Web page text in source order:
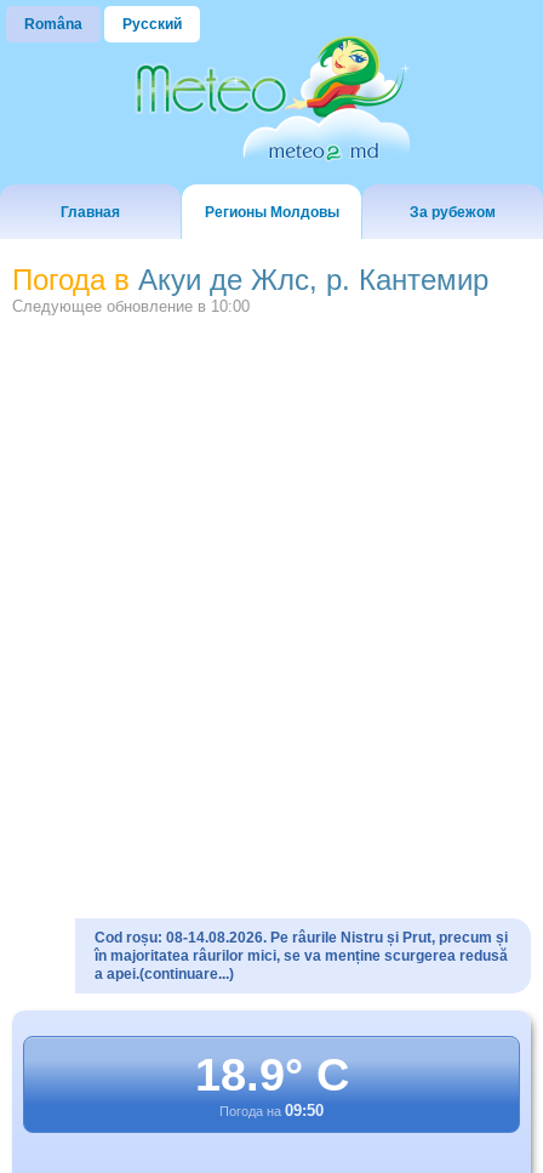
Româna Русский
Главная Регионы Молдовы За рубежом
Погода в Акуи де Жлс, р. Кантемир
Следующее обновление в 10:00
Cod roșu: 08-14.08.2026. Pe râurile Nistru și Prut, precum și
în majoritatea râurilor mici, se va menține scurgerea redusă
a apei.(continuare...)
18.9° C
Погода на 09:50